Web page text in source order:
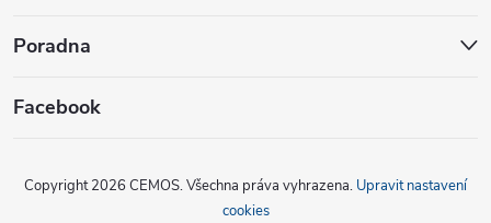
Poradna
Facebook
Copyright 2026 CEMOS. Všechna práva vyhrazena. Upravit nastavení
cookies